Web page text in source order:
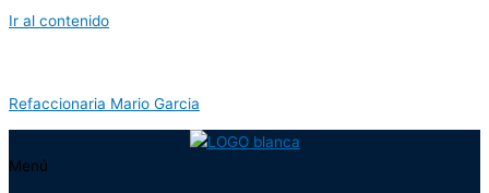
Ir al contenido
Refaccionaria Mario Garcia
Menú